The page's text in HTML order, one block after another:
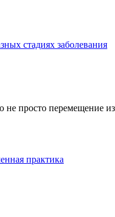
стадиях заболевания
просто перемещение
практика